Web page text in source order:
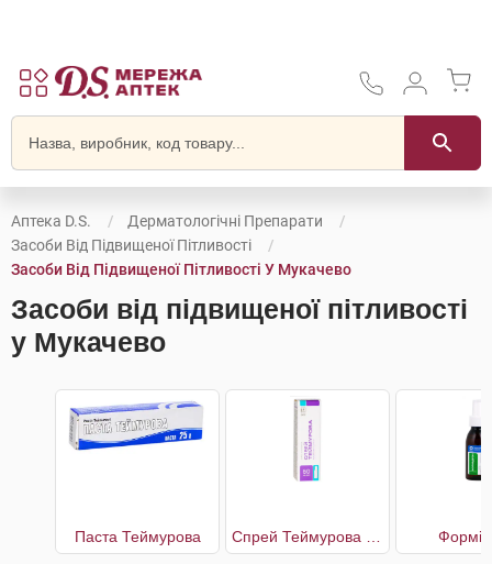
Аптека D.S.
Дерматологічні Препарати
Засоби Від Підвищеної Пітливості
Засоби Від Підвищеної Пітливості У Мукачево
Засоби від підвищеної пітливості
у Мукачево
Паста Теймурова